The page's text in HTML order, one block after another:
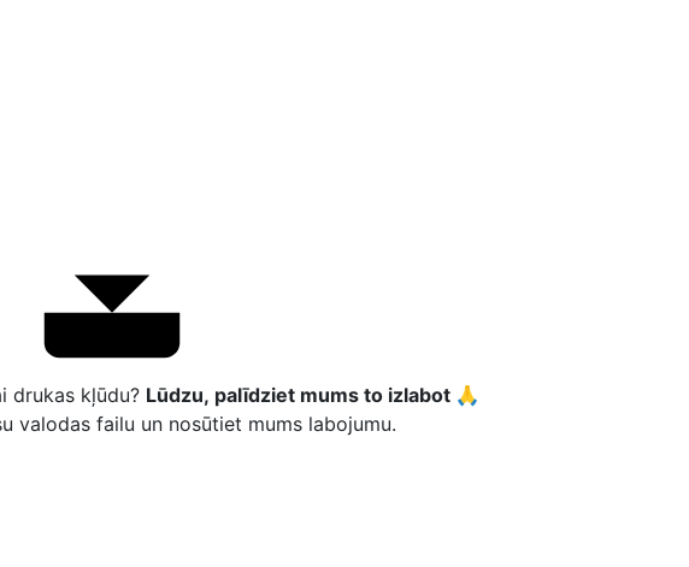
drukas kļūdu? Lūdzu, palīdziet mums to izlabot 🙏
valodas failu un nosūtiet mums labojumu.